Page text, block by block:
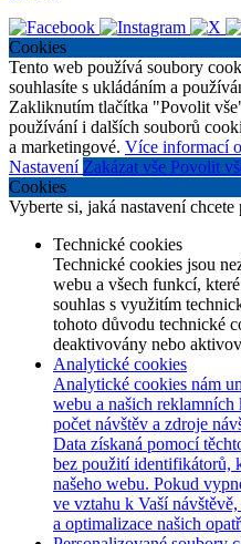
Cookies
Tento web používá soubory
souhlasíte s ukládáním a
Zakliknutím tlačítka "Povolit
používání i dalších souborů
a marketingové. Více informací
Nastavení Zakázat vše Povolit
Cookies
Vyberte si, jaká nastavení chcete
Technické cookies
Technické cookies jsou
webu a všech funkcí,
souhlas s využitím
tohoto důvodu technické
deaktivovány nebo
Analytické cookies
Analytické cookies nám
webu a našich
počet návštěv a zdroje
Data získaná pomocí
bez použití identifikátorů,
našeho webu. Pokud
ve vztahu k Vaší
a optimalizace našich